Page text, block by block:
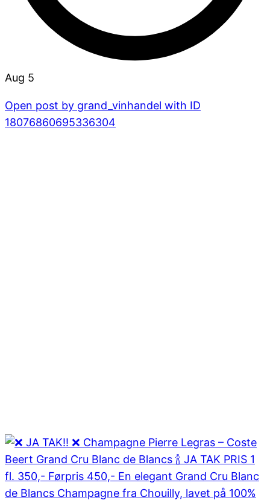
Aug 5
Open post by grand_vinhandel with ID
18076860695336304